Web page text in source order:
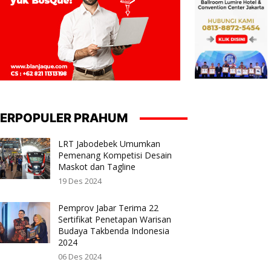
PRAHUM
LRT Jabodebek Umumkan
Pemenang Kompetisi Desain
Maskot dan Tagline
19 Des 2024
Pemprov Jabar Terima 22
Sertifikat Penetapan Warisan
Budaya Takbenda Indonesia
2024
06 Des 2024